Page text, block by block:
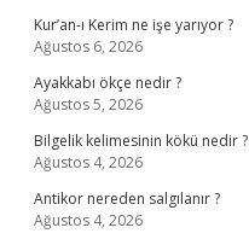
Kur’an-ı Kerim ne işe yarıyor ?
Ağustos 6, 2026
Ayakkabı ökçe nedir ?
Ağustos 5, 2026
Bilgelik kelimesinin kökü nedir ?
Ağustos 4, 2026
Antikor nereden salgılanır ?
Ağustos 4, 2026